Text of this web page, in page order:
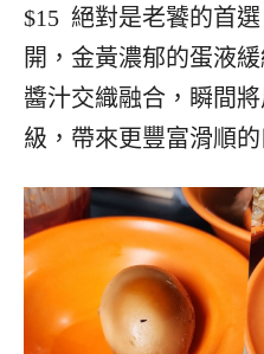
$15 絕對是老饕的首
開，金黃濃郁的蛋液
醬汁交織融合，瞬間
級，帶來更豐富滑順的